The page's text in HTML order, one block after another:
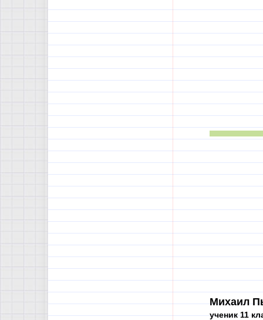
Михаил
ученик 11